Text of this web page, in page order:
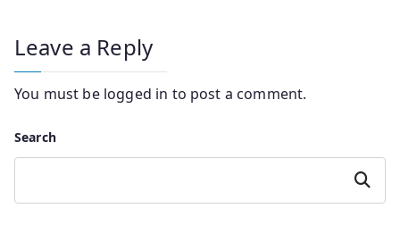
Leave a Reply
You must be logged in to post a comment.
Search
Search